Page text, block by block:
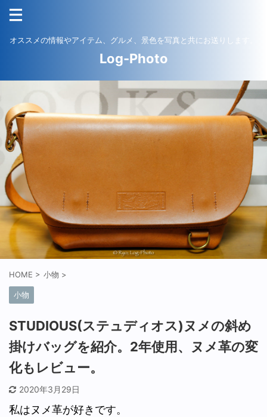
オススメの情報やアイテム、グルメ、景色を写真と共にお送りします。
Log-Photo
HOME > 小物 >
小物
STUDIOUS(ステュディオス)ヌメの斜め
掛けバッグを紹介。2年使用、ヌメ革の変
化もレビュー。
2020年3月29日
私はヌメ革が好きです。